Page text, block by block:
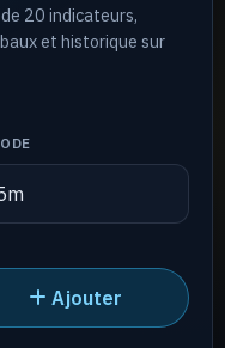
20 indicateurs,
et historique sur
Ajouter